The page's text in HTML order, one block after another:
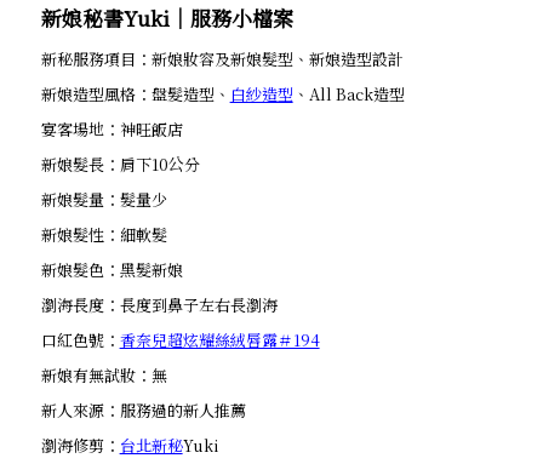
新娘秘書Yuki│服務小檔案
新秘服務項目：新娘妝容及新娘髮型、新娘造型設計
新娘造型風格：盤髮造型、 白紗造型 、All Back造型
宴客場地：神旺飯店
新娘髮長：肩下10公分
新娘髮量：髮量少
新娘髮性：細軟髮
新娘髮色：黑髮新娘
瀏海長度：長度到鼻子左右長瀏海
口紅色號： 香奈兒超炫耀絲絨唇露＃194
新娘有無試妝：無
新人來源：服務過的新人推薦
瀏海修剪： 台北新秘Yuki